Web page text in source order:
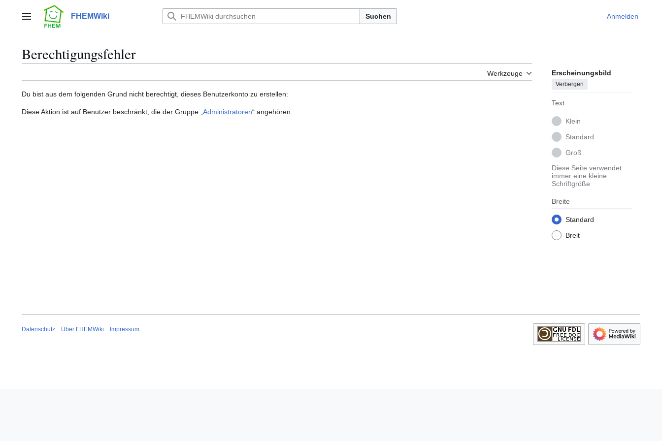
springenHauptmenü FHEMWiki Suchen Anmelden
Berechtigungsfehler
Werkzeuge Erscheinungsbild
Verbergen
Text
Klein
Standard
Groß
Diese Seite verwendet
immer eine kleine
Schriftgröße
Breite
Standard
Breit
Du bist aus dem folgenden Grund nicht berechtigt, dieses Benutzerkonto zu erstellen:
Diese Aktion ist auf Benutzer beschränkt, die der Gruppe „ Administratoren“ angehören.
Datenschutz Über FHEMWiki Impressum